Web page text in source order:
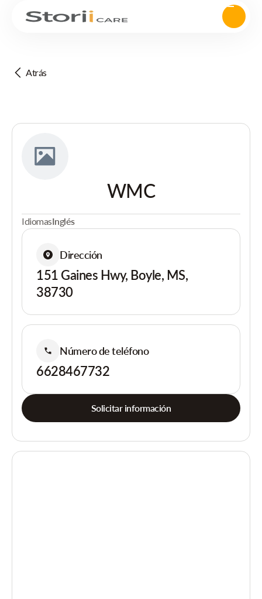
Atrás
WMC
IdiomasInglés
Dirección
151 Gaines Hwy, Boyle, MS,
38730
Número de teléfono
6628467732
Solicitar información